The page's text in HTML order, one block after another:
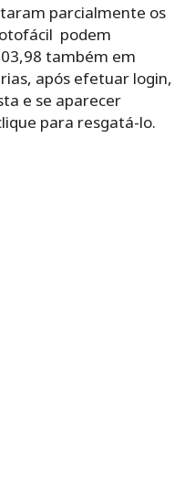
parcialmente os
podem
também em
após efetuar login,
e se aparecer
para resgatá-lo.